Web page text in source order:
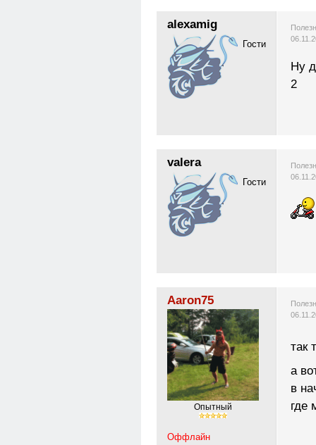
alexamig
Гости
Ну
2
valera
Гости
Aaron75
Опытный
Оффлайн
так
а
в
где